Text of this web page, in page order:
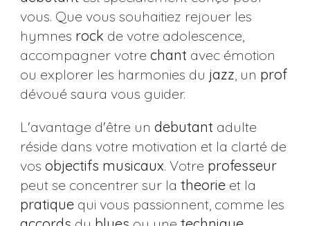
vous. Que vous souhaitiez rejouer les
hymnes rock de votre adolescence,
accompagner votre chant avec émotion
ou explorer les harmonies du jazz, un prof
dévoué saura vous guider.
L'avantage d'être un debutant adulte
réside dans votre motivation et la clarté de
vos objectifs musicaux. Votre professeur
peut se concentrer sur la theorieet la
pratiquequi vous passionnent, comme les